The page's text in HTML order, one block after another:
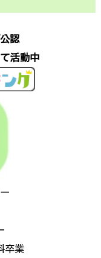
認
活動中
卒業